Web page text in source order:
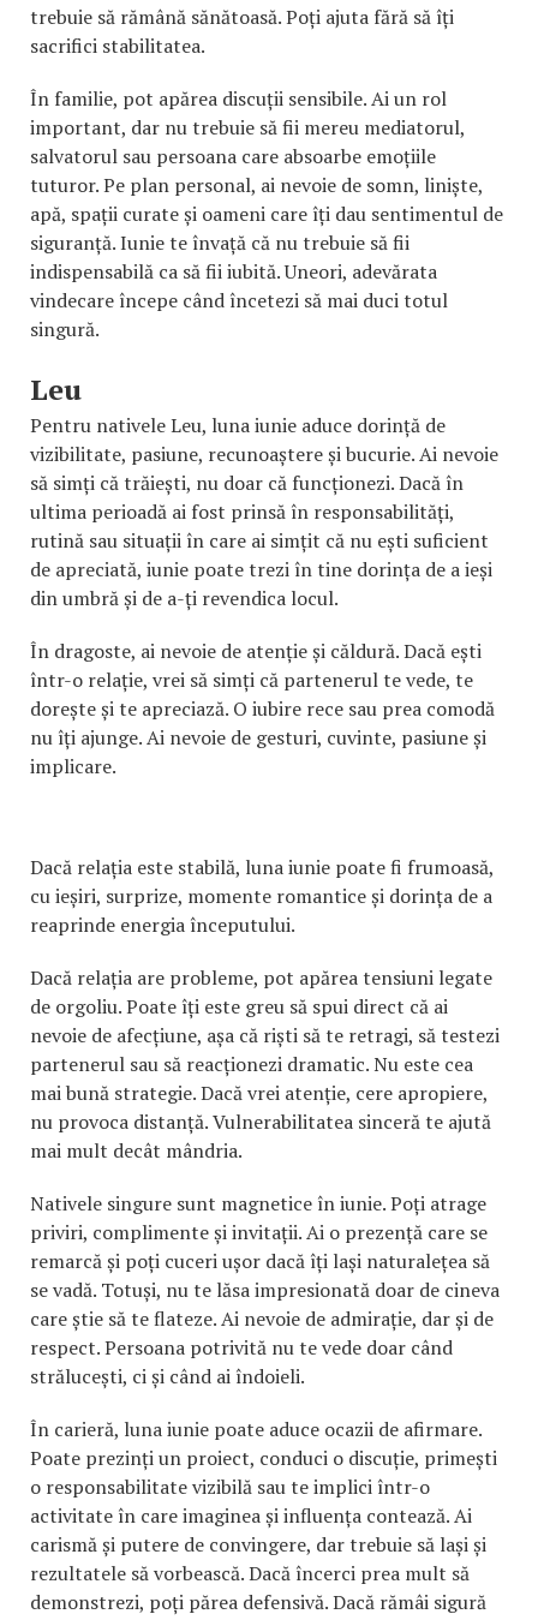
trebuie să rămână sănătoasă. Poți ajuta fără să îți
sacrifici stabilitatea.
În familie, pot apărea discuții sensibile. Ai un rol
important, dar nu trebuie să fii mereu mediatorul,
salvatorul sau persoana care absoarbe emoțiile
tuturor. Pe plan personal, ai nevoie de somn, liniște,
apă, spații curate și oameni care îți dau sentimentul de
siguranță. Iunie te învață că nu trebuie să fii
indispensabilă ca să fii iubită. Uneori, adevărata
vindecare începe când încetezi să mai duci totul
singură.
Leu
Pentru nativele Leu, luna iunie aduce dorință de
vizibilitate, pasiune, recunoaștere și bucurie. Ai nevoie
să simți că trăiești, nu doar că funcționezi. Dacă în
ultima perioadă ai fost prinsă în responsabilități,
rutină sau situații în care ai simțit că nu ești suficient
de apreciată, iunie poate trezi în tine dorința de a ieși
din umbră și de a-ți revendica locul.
În dragoste, ai nevoie de atenție și căldură. Dacă ești
într-o relație, vrei să simți că partenerul te vede, te
dorește și te apreciază. O iubire rece sau prea comodă
nu îți ajunge. Ai nevoie de gesturi, cuvinte, pasiune și
implicare.
Dacă relația este stabilă, luna iunie poate fi frumoasă,
cu ieșiri, surprize, momente romantice și dorința de a
reaprinde energia începutului.
Dacă relația are probleme, pot apărea tensiuni legate
de orgoliu. Poate îți este greu să spui direct că ai
nevoie de afecțiune, așa că riști să te retragi, să testezi
partenerul sau să reacționezi dramatic. Nu este cea
mai bună strategie. Dacă vrei atenție, cere apropiere,
nu provoca distanță. Vulnerabilitatea sinceră te ajută
mai mult decât mândria.
Nativele singure sunt magnetice în iunie. Poți atrage
priviri, complimente și invitații. Ai o prezență care se
remarcă și poți cuceri ușor dacă îți lași naturalețea să
se vadă. Totuși, nu te lăsa impresionată doar de cineva
care știe să te flateze. Ai nevoie de admirație, dar și de
respect. Persoana potrivită nu te vede doar când
strălucești, ci și când ai îndoieli.
În carieră, luna iunie poate aduce ocazii de afirmare.
Poate prezinți un proiect, conduci o discuție, primești
o responsabilitate vizibilă sau te implici într-o
activitate în care imaginea și influența contează. Ai
carismă și putere de convingere, dar trebuie să lași și
rezultatele să vorbească. Dacă încerci prea mult să
demonstrezi, poți părea defensivă. Dacă rămâi sigură